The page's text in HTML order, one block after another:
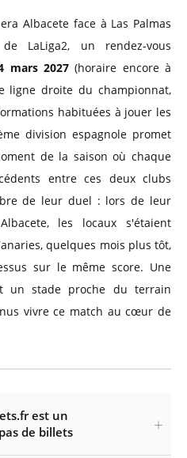
Albacete face à Las Palmas
LaLiga2, un rendez-vous
mars 2027(horaire encore à
ligne droite du championnat,
habituées à jouer les
division espagnole promet
de la saison où chaque
entre ces deux clubs
de leur duel : lors de leur
les locaux s'étaient
quelques mois plus tôt,
sur le même score. Une
un stade proche du terrain
vivre ce match au cœur de
est un
de billets